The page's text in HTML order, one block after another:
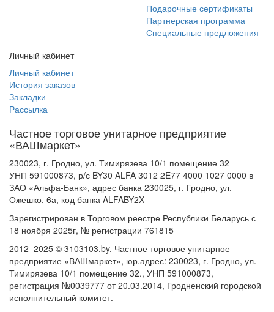
Подарочные сертификаты
Партнерская программа
Специальные предложения
Личный кабинет
Личный кабинет
История заказов
Закладки
Рассылка
Частное торговое унитарное предприятие
«ВАШмаркет»
230023, г. Гродно, ул. Тимирязева 10/1 помещение 32
УНП 591000873, р/с BY30 ALFA 3012 2E77 4000 1027 0000 в
ЗАО «Альфа-Банк», адрес банка 230025, г. Гродно, ул.
Ожешко, 6а, код банка ALFABY2X
Зарегистрирован в Торговом реестре Республики Беларусь с
18 ноября 2025г, № регистрации 761815
2012–2025 © 3103103.by. Частное торговое унитарное
предприятие «ВАШмаркет», юр.адрес: 230023, г. Гродно, ул.
Тимирязева 10/1 помещение 32., УНП 591000873,
регистрация №0039777 от 20.03.2014, Гродненский городской
исполнительный комитет.